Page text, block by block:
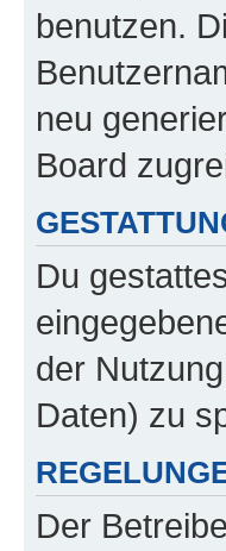
benutzen.
neu
Board
Du
der
Daten) zu
Der